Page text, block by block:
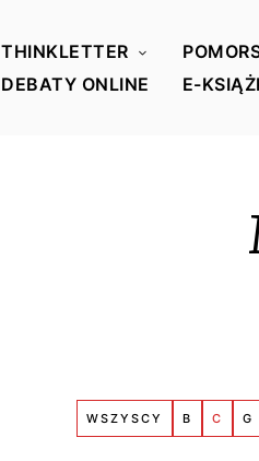
THINKLETTER
DEBATY ONLINE
E-
WSZYSCY B C G